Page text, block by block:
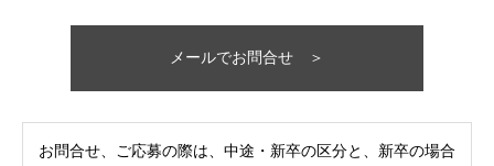
メールでお問合せ ＞
お問合せ、ご応募の際は、中途・新卒の区分と、新卒の場合